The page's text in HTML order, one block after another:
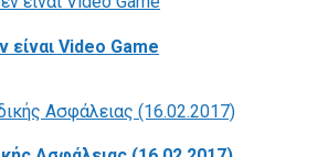
Video Game